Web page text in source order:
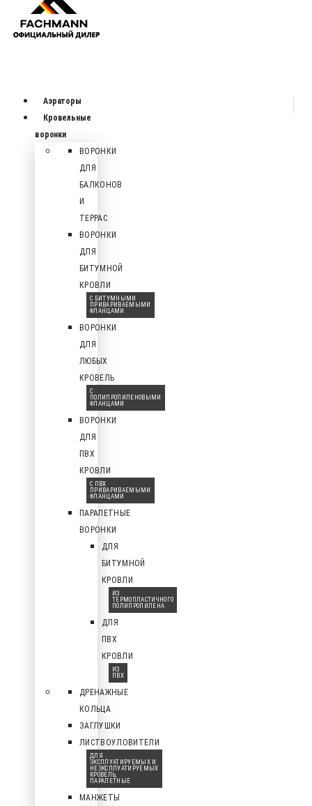
Аэраторы
Кровельные
воронки
ВОРОНКИ
ДЛЯ
БАЛКОНОВ
И
ТЕРРАС
ВОРОНКИ
ДЛЯ
БИТУМНОЙ
КРОВЛИ
С БИТУМНЫМИ
ПРИВАРИВАЕМЫМИ
ФЛАНЦАМИ
ВОРОНКИ
ДЛЯ
ЛЮБЫХ
КРОВЕЛЬ
С
ПОЛИПРОПИЛЕНОВЫМИ
ФЛАНЦАМИ
ВОРОНКИ
ДЛЯ
ПВХ
КРОВЛИ
С ПВХ
ПРИВАРИВАЕМЫМИ
ФЛАНЦАМИ
ПАРАПЕТНЫЕ
ВОРОНКИ
ДЛЯ
БИТУМНОЙ
КРОВЛИ
ИЗ
ТЕРМОПЛАСТИЧНОГО
ПОЛИПРОПИЛЕНА
ДЛЯ
ПВХ
КРОВЛИ
ИЗ
ПВХ
ДРЕНАЖНЫЕ
КОЛЬЦА
ЗАГЛУШКИ
ЛИСТВОУЛОВИТЕЛИ
ДЛЯ
ЭКСПЛУАТИРУЕМЫХ И
НЕЭКСПЛУАТИРУЕМЫХ
КРОВЕЛЬ,
ПАРАПЕТНЫЕ
МАНЖЕТЫ